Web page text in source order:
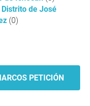
Distrito de José
(0)
PETICIÓN